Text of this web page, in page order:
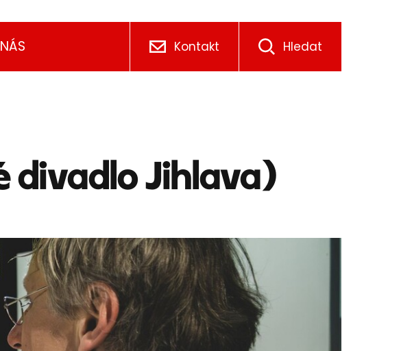
Kontakt Hledat
divadlo Jihlava)